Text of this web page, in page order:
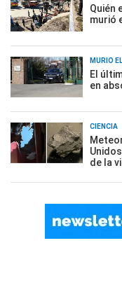
Quién
murió
MURIÓ
El
en
CIENCIA
de la